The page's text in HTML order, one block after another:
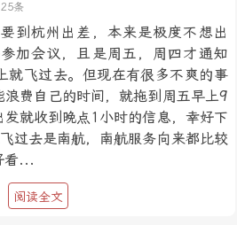
25条
到杭州出差，本来是极度不想出
加会议，且是周五，周四才通知
就飞过去。但现在有很多不爽的事
费自己的时间，就拖到周五早上9
就收到晚点1小时的信息，幸好下
过去是南航，南航服务向来都比较
看...
阅读全文